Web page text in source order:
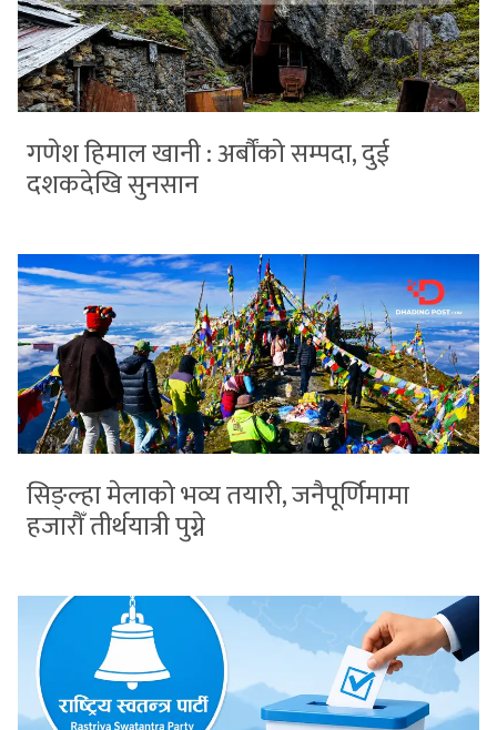
गणेश हिमाल खानी : अर्बौंको सम्पदा, दुई
दशकदेखि सुनसान
सिङ्ल्हा मेलाको भव्य तयारी, जनैपूर्णिमामा
हजारौँ तीर्थयात्री पुग्ने